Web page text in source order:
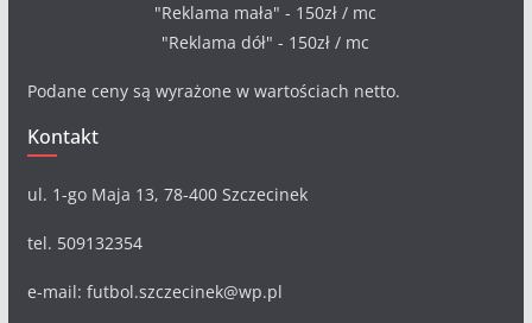
"Reklama mała" - 150zł / mc
"Reklama dół" - 150zł / mc
Podane ceny są wyrażone w wartościach netto.
Kontakt
ul. 1-go Maja 13, 78-400 Szczecinek
tel. 509132354
e-mail: futbol.szczecinek@wp.pl